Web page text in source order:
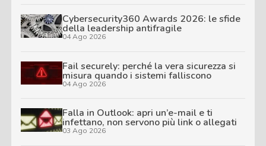
Cybersecurity360 Awards 2026: le sfide
della leadership antifragile
04 Ago 2026
Fail securely: perché la vera sicurezza si
misura quando i sistemi falliscono
04 Ago 2026
Falla in Outlook: apri un’e-mail e ti
infettano, non servono più link o allegati
03 Ago 2026